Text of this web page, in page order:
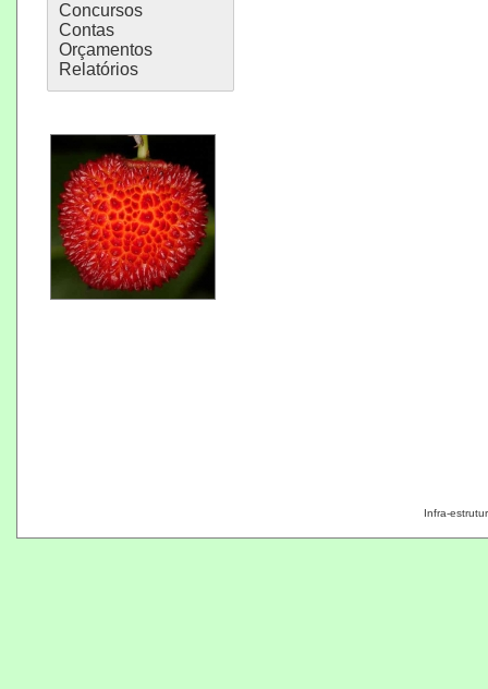
Concursos
Contas
Orçamentos
Relatórios
Infra-